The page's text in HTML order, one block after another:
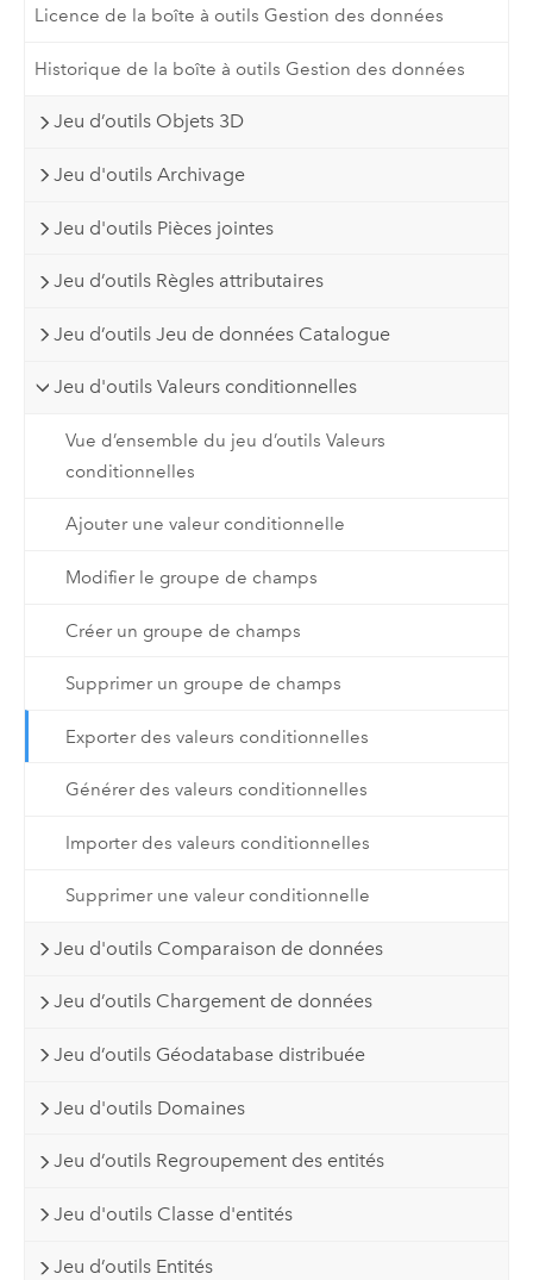
Licence de la boîte à outils Gestion des données
Historique de la boîte à outils Gestion des données
Jeu d’outils Objets 3D
Jeu d'outils Archivage
Jeu d'outils Pièces jointes
Jeu d’outils Règles attributaires
Jeu d’outils Jeu de données Catalogue
Jeu d'outils Valeurs conditionnelles
Vue d’ensemble du jeu d’outils Valeurs
conditionnelles
Ajouter une valeur conditionnelle
Modifier le groupe de champs
Créer un groupe de champs
Supprimer un groupe de champs
Exporter des valeurs conditionnelles
Générer des valeurs conditionnelles
Importer des valeurs conditionnelles
Supprimer une valeur conditionnelle
Jeu d'outils Comparaison de données
Jeu d’outils Chargement de données
Jeu d’outils Géodatabase distribuée
Jeu d'outils Domaines
Jeu d’outils Regroupement des entités
Jeu d'outils Classe d'entités
Jeu d’outils Entités